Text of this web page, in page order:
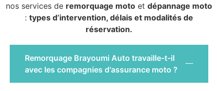
nos services de remorquage moto et dépannage moto
: types d’intervention, délais et modalités de
réservation.
Remorquage Brayoumi Auto travaille-t-il
avec les compagnies d'assurance moto ?